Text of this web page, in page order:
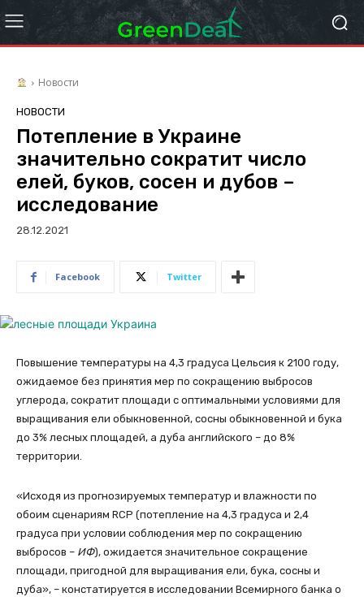
Новости
НОВОСТИ
Потепление в Украине
значительно сократит число
елей, буков, сосен и дубов –
исследование
28.12.2021
Facebook Twitter
Повышение температуры на 4,3 градуса Цельсия к 2100 году,
ожидаемое без принятия мер по сокращению выбросов
углерода, сократит площади с оптимальными условиями для
выращивания ели обыкновенной, сосны обыкновенной и бука
до 3% лесных площадей, а дуба английского – до 8%
территории.
«Исходя из прогнозируемых температур и влажности по
обоим сценариям RCP (потепление на 4,3 градуса и 2,4
градуса при условии соблюдения мер по сокращению
выбросов – ИФ), ожидается значительное сокращение
площади, пригодной для выращивания ели, бука, сосны и
дуба», – констатируется в исследовании Всемирного банка о